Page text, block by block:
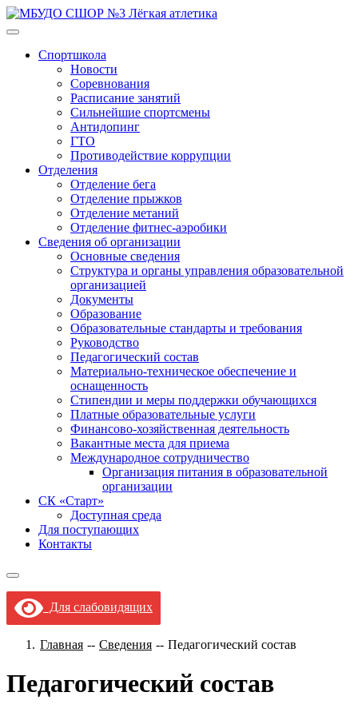
Спортшкола
Новости
Соревнования
Расписание занятий
Сильнейшие спортсмены
Антидопинг
ГТО
Противодействие коррупции
Отделения
Отделение бега
Отделение прыжков
Отделение метаний
Отделение фитнес-аэробики
Сведения об организации
Основные сведения
Структура и органы управления образовательной
организацией
Документы
Образование
Образовательные стандарты и требования
Руководство
Педагогический состав
Материально-техническое обеспечение и
оснащенность
Стипендии и меры поддержки обучающихся
Платные образовательные услуги
Финансово-хозяйственная деятельность
Вакантные места для приема
Международное сотрудничество
Организация питания в образовательной
организации
СК «Старт»
Доступная среда
Для поступающих
Контакты
Для слабовидящих
Главная -- Сведения -- Педагогический состав
Педагогический состав